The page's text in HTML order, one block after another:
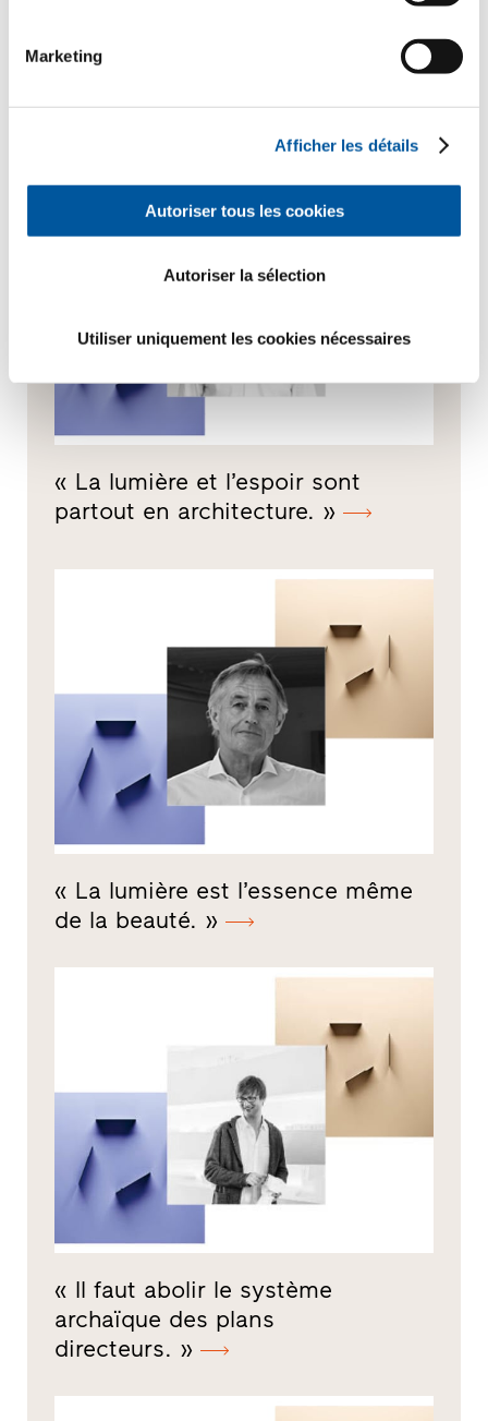
Marketing
Afficher les détails
Autoriser tous les cookies
Autoriser la sélection
Utiliser uniquement les cookies nécessaires
lié à la lumière. »
« La lumière et l’espoir sont
partout en architecture. »
« La lumière est l’essence même
de la beauté. »
« Il faut abolir le système
archaïque des plans
directeurs. »